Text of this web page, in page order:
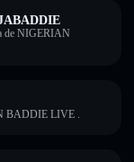
de NIGERIAN
BADDIE LIVE .